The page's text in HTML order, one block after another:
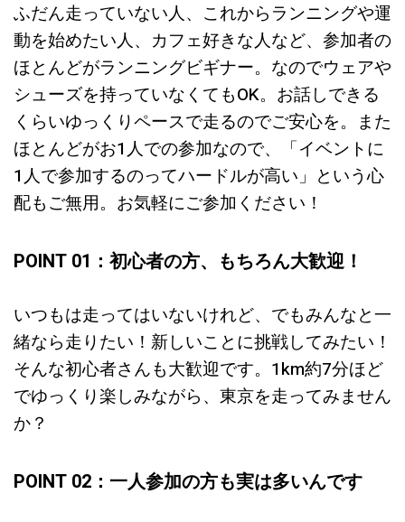
ふだん走っていない人、これからランニングや運
動を始めたい人、カフェ好きな人など、参加者の
ほとんどがランニングビギナー。なのでウェアや
シューズを持っていなくてもOK。お話しできる
くらいゆっくりペースで走るのでご安心を。また
ほとんどがお1人での参加なので、「イベントに
1人で参加するのってハードルが高い」という心
配もご無用。お気軽にご参加ください！
POINT 01：初心者の方、もちろん大歓迎！
いつもは走ってはいないけれど、でもみんなと一
緒なら走りたい！新しいことに挑戦してみたい！
そんな初心者さんも大歓迎です。1km約7分ほど
でゆっくり楽しみながら、東京を走ってみません
か？
POINT 02：一人参加の方も実は多いんです